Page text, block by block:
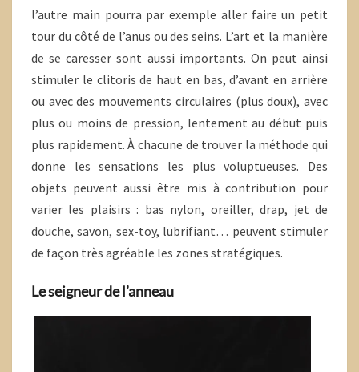
l’autre main pourra par exemple aller faire un petit
tour du côté de l’anus ou des seins. L’art et la manière
de se caresser sont aussi importants. On peut ainsi
stimuler le clitoris de haut en bas, d’avant en arrière
ou avec des mouvements circulaires (plus doux), avec
plus ou moins de pression, lentement au début puis
plus rapidement. À chacune de trouver la méthode qui
donne les sensations les plus voluptueuses. Des
objets peuvent aussi être mis à contribution pour
varier les plaisirs : bas nylon, oreiller, drap, jet de
douche, savon, sex-toy, lubrifiant… peuvent stimuler
de façon très agréable les zones stratégiques.
Le seigneur de l’anneau